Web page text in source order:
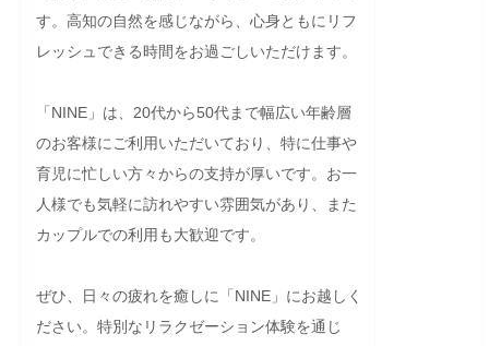
す。高知の自然を感じながら、心身ともにリフ
レッシュできる時間をお過ごしいただけます。
「NINE」は、20代から50代まで幅広い年齢層
のお客様にご利用いただいており、特に仕事や
育児に忙しい方々からの支持が厚いです。お一
人様でも気軽に訪れやすい雰囲気があり、また
カップルでの利用も大歓迎です。
ぜひ、日々の疲れを癒しに「NINE」にお越しく
ださい。特別なリラクゼーション体験を通じ